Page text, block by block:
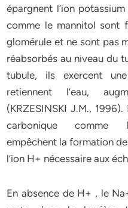
épargnent l’ion
comme le mannitol sont
glomérule et ne sont pas
réabsorbés au niveau du
tubule, ils exercent
retiennent l’eau,
(KRZESINSKI J.M.,
carbonique comme
empêchent la formation
l’ion H+ nécessaire aux
En absence de H+ , le